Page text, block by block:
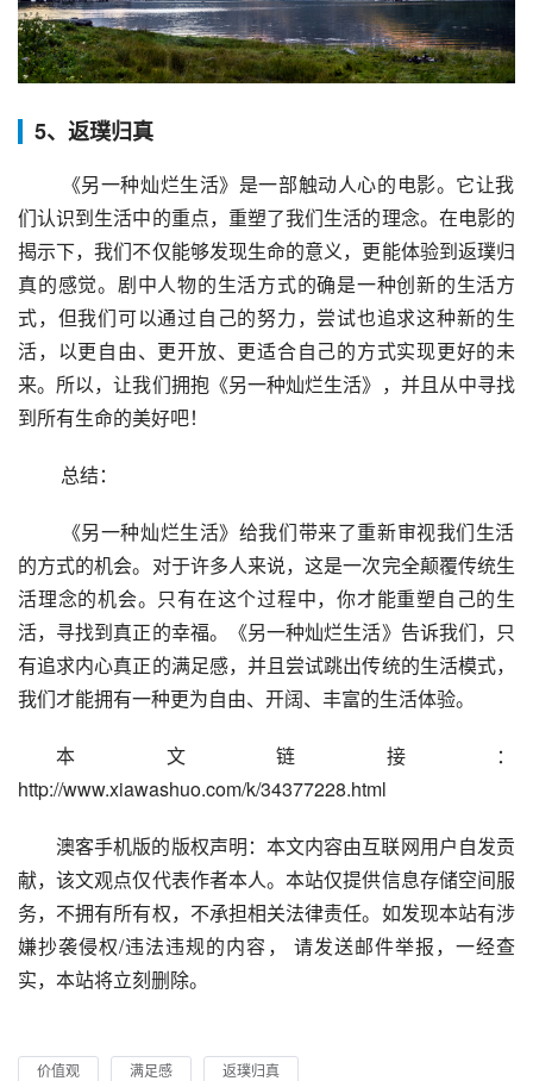
5、返璞归真
们认识到生活中的重点，重塑了我们生活的理念。在电影的
揭示下，我们不仅能够发现生命的意义，更能体验到返璞归
真的感觉。剧中人物的生活方式的确是一种创新的生活方
式，但我们可以通过自己的努力，尝试也追求这种新的生
活，以更自由、更开放、更适合自己的方式实现更好的未
来。所以，让我们拥抱《另一种灿烂生活》，并且从中寻找
到所有生命的美好吧！
总结：
的方式的机会。对于许多人来说，这是一次完全颠覆传统生
活理念的机会。只有在这个过程中，你才能重塑自己的生
活，寻找到真正的幸福。《另一种灿烂生活》告诉我们，只
有追求内心真正的满足感，并且尝试跳出传统的生活模式，
我们才能拥有一种更为自由、开阔、丰富的生活体验。
本文链接：
http://www.xiawashuo.com/k/34377228.html
澳客手机版的版权声明：本文内容由互联网用户自发贡
献，该文观点仅代表作者本人。本站仅提供信息存储空间服
务，不拥有所有权，不承担相关法律责任。如发现本站有涉
嫌抄袭侵权/违法违规的内容， 请发送邮件举报，一经查
实，本站将立刻删除。
价值观 满足感 返璞归真